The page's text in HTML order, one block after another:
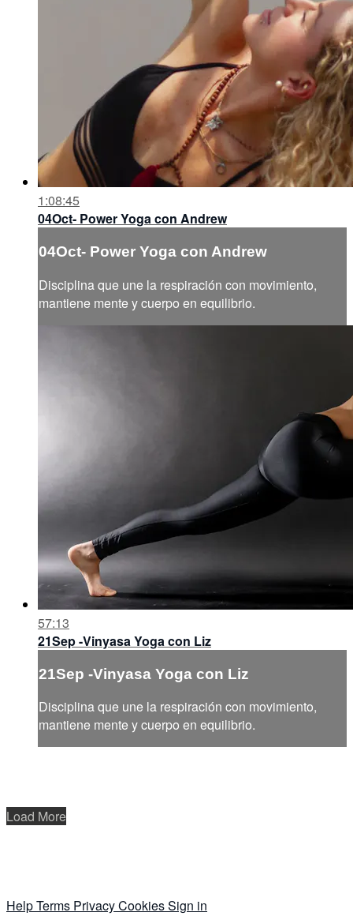
1:08:45
04Oct- Power Yoga con Andrew
04Oct- Power Yoga con Andrew
Disciplina que une la respiración con movimiento,
mantiene mente y cuerpo en equilibrio.
57:13
21Sep -Vinyasa Yoga con Liz
21Sep -Vinyasa Yoga con Liz
Disciplina que une la respiración con movimiento,
mantiene mente y cuerpo en equilibrio.
Load More
HelpTerms PrivacyCookiesSign in